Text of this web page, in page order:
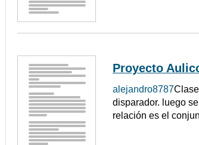
Proyecto
alejandro8787
disparador. luego
relación es el